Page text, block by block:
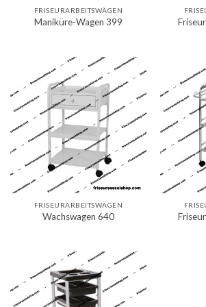
FRISEURARBEITSWÄGEN
Maniküre-Wagen 399
FRISEURARBEITSWÄGEN
Wachswagen 640